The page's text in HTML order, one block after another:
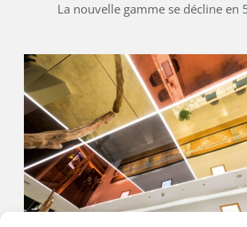
La nouvelle gamme se décline en